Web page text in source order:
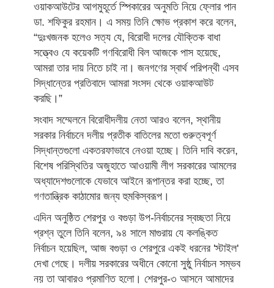
ওয়াকআউটের আগমুহূর্তে স্পিকারের অনুমতি নিয়ে ফ্লোর পান
ডা. শফিকুর রহমান। এ সময় তিনি ক্ষোভ প্রকাশ করে বলেন,
“দুঃখজনক হলেও সত্য যে, বিরোধী দলের যৌক্তিক বাধা
সত্ত্বেও যে কয়েকটি গণবিরোধী বিল আজকে পাস হয়েছে,
আমরা তার দায় নিতে চাই না। জনগণের স্বার্থ পরিপন্থী এসব
সিদ্ধান্তের প্রতিবাদে আমরা সংসদ থেকে ওয়াকআউট
করছি।”
সংবাদ সম্মেলনে বিরোধীদলীয় নেতা আরও বলেন, স্থানীয়
সরকার নির্বাচনে দলীয় প্রতীক বাতিলের মতো গুরুত্বপূর্ণ
সিদ্ধান্তগুলো একতরফাভাবে নেওয়া হচ্ছে। তিনি দাবি করেন,
বিশেষ পরিস্থিতির অজুহাতে আওয়ামী লীগ সরকারের আমলের
অধ্যাদেশগুলোকে যেভাবে আইনে রূপান্তর করা হচ্ছে, তা
গণতান্ত্রিক কাঠামোর জন্য হুমকিস্বরূপ।
এদিন অনুষ্ঠিত শেরপুর ও বগুড়া উপ-নির্বাচনের স্বচ্ছতা নিয়ে
প্রশ্ন তুলে তিনি বলেন, ৯৪ সালে মাগুরায় যে কলঙ্কিত
নির্বাচন হয়েছিল, আজ বগুড়া ও শেরপুরে একই ধরনের 'স্টাইল'
দেখা গেছে। দলীয় সরকারের অধীনে কোনো সুষ্ঠু নির্বাচন সম্ভব
নয় তা আবারও প্রমাণিত হলো। শেরপুর-৩ আসনে আমাদের